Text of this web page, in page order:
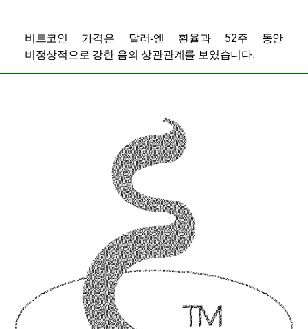
비트코인 가격은 달러-엔 환율과 52주 동안
비정상적으로 강한 음의 상관관계를 보였습니다.